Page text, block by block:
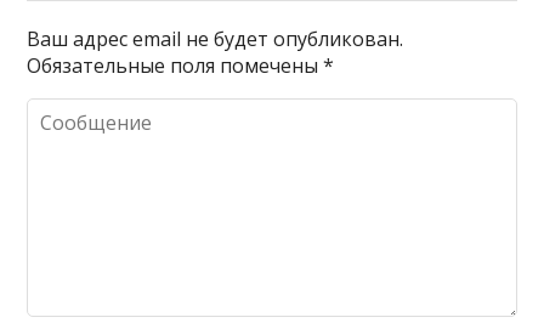
Ваш адрес email не будет опубликован.
Обязательные поля помечены*